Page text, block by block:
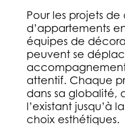
Pour les projets
d’appartements
équipes de
peuvent se
attentif. Chaque
dans sa globalité,
l’existant jusqu’à
choix esthétiques.